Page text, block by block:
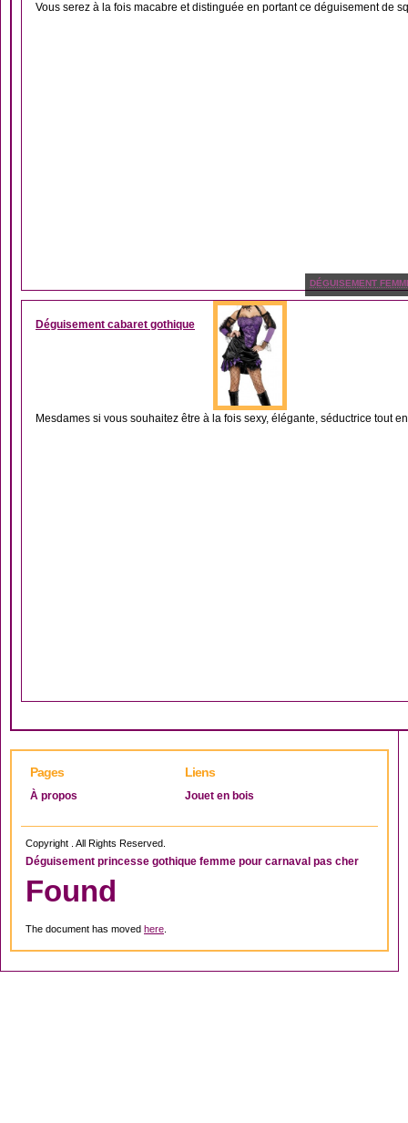
Vous serez à la fois macabre et distinguée en portant ce déguisement de
DÉGUISEMENT
Déguisement cabaret gothique
Mesdames si vous souhaitez être à la fois sexy, élégante, séductrice tout
Pages
À propos
Liens
Jouet en bois
Copyright . All Rights Reserved.
Déguisement princesse gothique femme pour carnaval pas cher
Found
The document has moved here